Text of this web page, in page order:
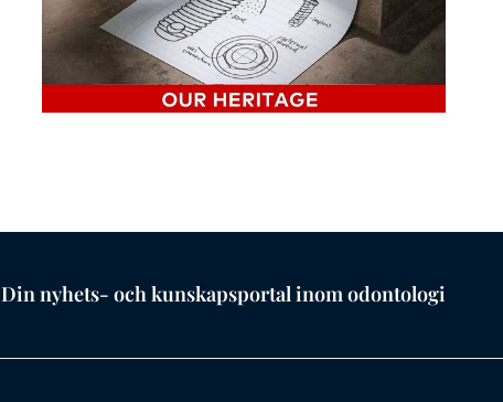
Din nyhets- och kunskapsportal inom odontologi